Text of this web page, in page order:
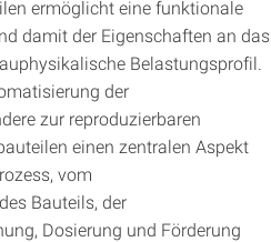
ermöglicht eine funktionale
damit der Eigenschaften an das
Belastungsprofil.
der
zur reproduzierbaren
einen zentralen Aspekt
vom
Bauteils, der
Dosierung und Förderung